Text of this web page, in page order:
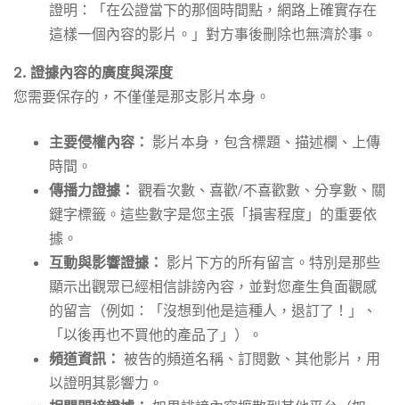
證明：「在公證當下的那個時間點，網路上確實存在
這樣一個內容的影片。」對方事後刪除也無濟於事。
2. 證據內容的廣度與深度
您需要保存的，不僅僅是那支影片本身。
主要侵權內容： 影片本身，包含標題、描述欄、上傳
時間。
傳播力證據： 觀看次數、喜歡/不喜歡數、分享數、關
鍵字標籤。這些數字是您主張「損害程度」的重要依
據。
互動與影響證據： 影片下方的所有留言。特別是那些
顯示出觀眾已經相信誹謗內容，並對您產生負面觀感
的留言（例如：「沒想到他是這種人，退訂了！」、
「以後再也不買他的產品了」）。
頻道資訊： 被告的頻道名稱、訂閱數、其他影片，用
以證明其影響力。